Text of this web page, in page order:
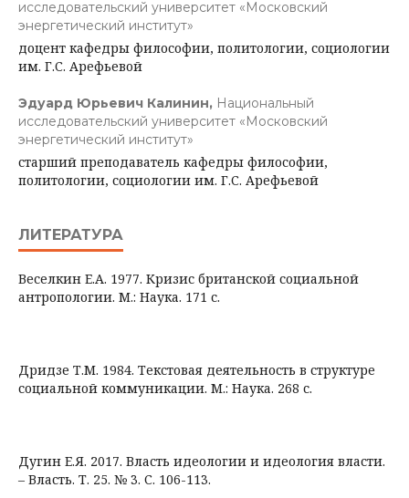
исследовательский университет «Московский
энергетический институт»
доцент кафедры философии, политологии, социологии
им. Г.С. Арефьевой
Эдуард Юрьевич Калинин, Национальный
исследовательский университет «Московский
энергетический институт»
старший преподаватель кафедры философии,
политологии, социологии им. Г.С. Арефьевой
ЛИТЕРАТУРА
Веселкин Е.А. 1977. Кризис британской социальной
антропологии. М.: Наука. 171 с.
Дридзе Т.М. 1984. Текстовая деятельность в структуре
социальной коммуникации. М.: Наука. 268 с.
Дугин Е.Я. 2017. Власть идеологии и идеология власти.
– Власть. Т. 25. № 3. С. 106-113.